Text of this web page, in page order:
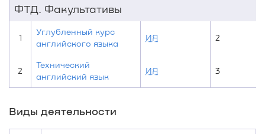
ФТД. Факультативы
1
Углубленный курс
английского языка
ИЯ 2
2
Технический
английский язык
ИЯ 3
Виды деятельности